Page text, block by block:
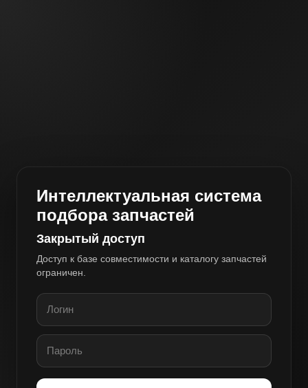
Интеллектуальная система
подбора запчастей
Закрытый доступ
Доступ к базе совместимости и каталогу запчастей
ограничен.